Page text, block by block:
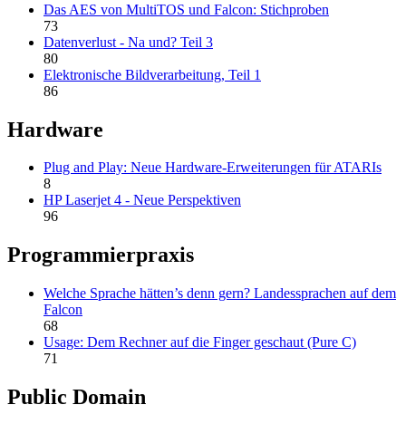
Das AES von MultiTOS und Falcon: Stichproben
73
Datenverlust - Na und? Teil 3
80
Elektronische Bildverarbeitung, Teil 1
86
Hardware
Plug and Play: Neue Hardware-Erweiterungen für ATARIs
8
HP Laserjet 4 - Neue Perspektiven
96
Programmierpraxis
Welche Sprache hätten’s denn gern? Landessprachen auf dem
Falcon
68
Usage: Dem Rechner auf die Finger geschaut (Pure C)
71
Public Domain